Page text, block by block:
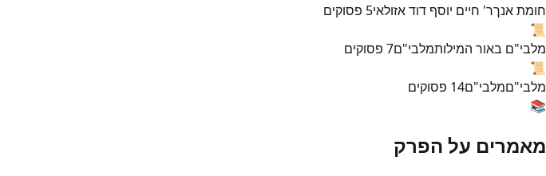
חומת אנךר' חיים יוסף דוד אזולאי5 פסוקים
📜
מלבי"ם באור המילותמלבי"ם7 פסוקים
📜
מלבי"םמלבי"ם14 פסוקים
📚
מאמרים על הפרק